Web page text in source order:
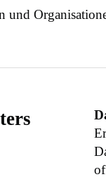
und